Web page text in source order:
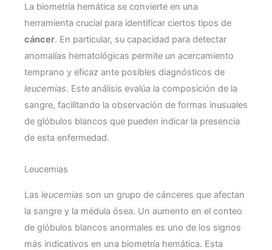
La biometría hemática se convierte en una
herramienta crucial para identificar ciertos tipos de
cáncer. En particular, su capacidad para detectar
anomalías hematológicas permite un acercamiento
temprano y eficaz ante posibles diagnósticos de
leucemias. Este análisis evalúa la composición de la
sangre, facilitando la observación de formas inusuales
de glóbulos blancos que pueden indicar la presencia
de esta enfermedad.
Leucemias
Las leucemias son un grupo de cánceres que afectan
la sangre y la médula ósea. Un aumento en el conteo
de glóbulos blancos anormales es uno de los signos
más indicativos en una biometría hemática. Esta